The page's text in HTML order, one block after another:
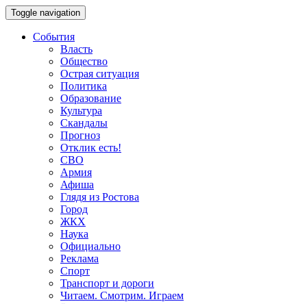
Toggle navigation
События
Власть
Общество
Острая ситуация
Политика
Образование
Культура
Скандалы
Прогноз
Отклик есть!
СВО
Армия
Афиша
Глядя из Ростова
Город
ЖКХ
Наука
Официально
Реклама
Спорт
Транспорт и дороги
Читаем. Смотрим. Играем